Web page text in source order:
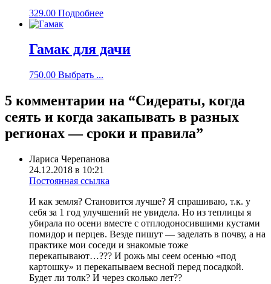
329.00 Подробнее
Гамак для дачи
750.00 Выбрать ...
5 комментарии на “Сидераты, когда
сеять и когда закапывать в разных
регионах — сроки и правила”
Лариса Черепанова
24.12.2018 в 10:21
Постоянная ссылка
И как земля? Становится лучше? Я спрашиваю, т.к. у
себя за 1 год улучшений не увидела. Но из теплицы я
убирала по осени вместе с отплодоносившими кустами
помидор и перцев. Везде пишут — заделать в почву, а на
практике мои соседи и знакомые тоже
перекапывают…??? И рожь мы сеем осенью «под
картошку» и перекапываем весной перед посадкой.
Будет ли толк? И через сколько лет??